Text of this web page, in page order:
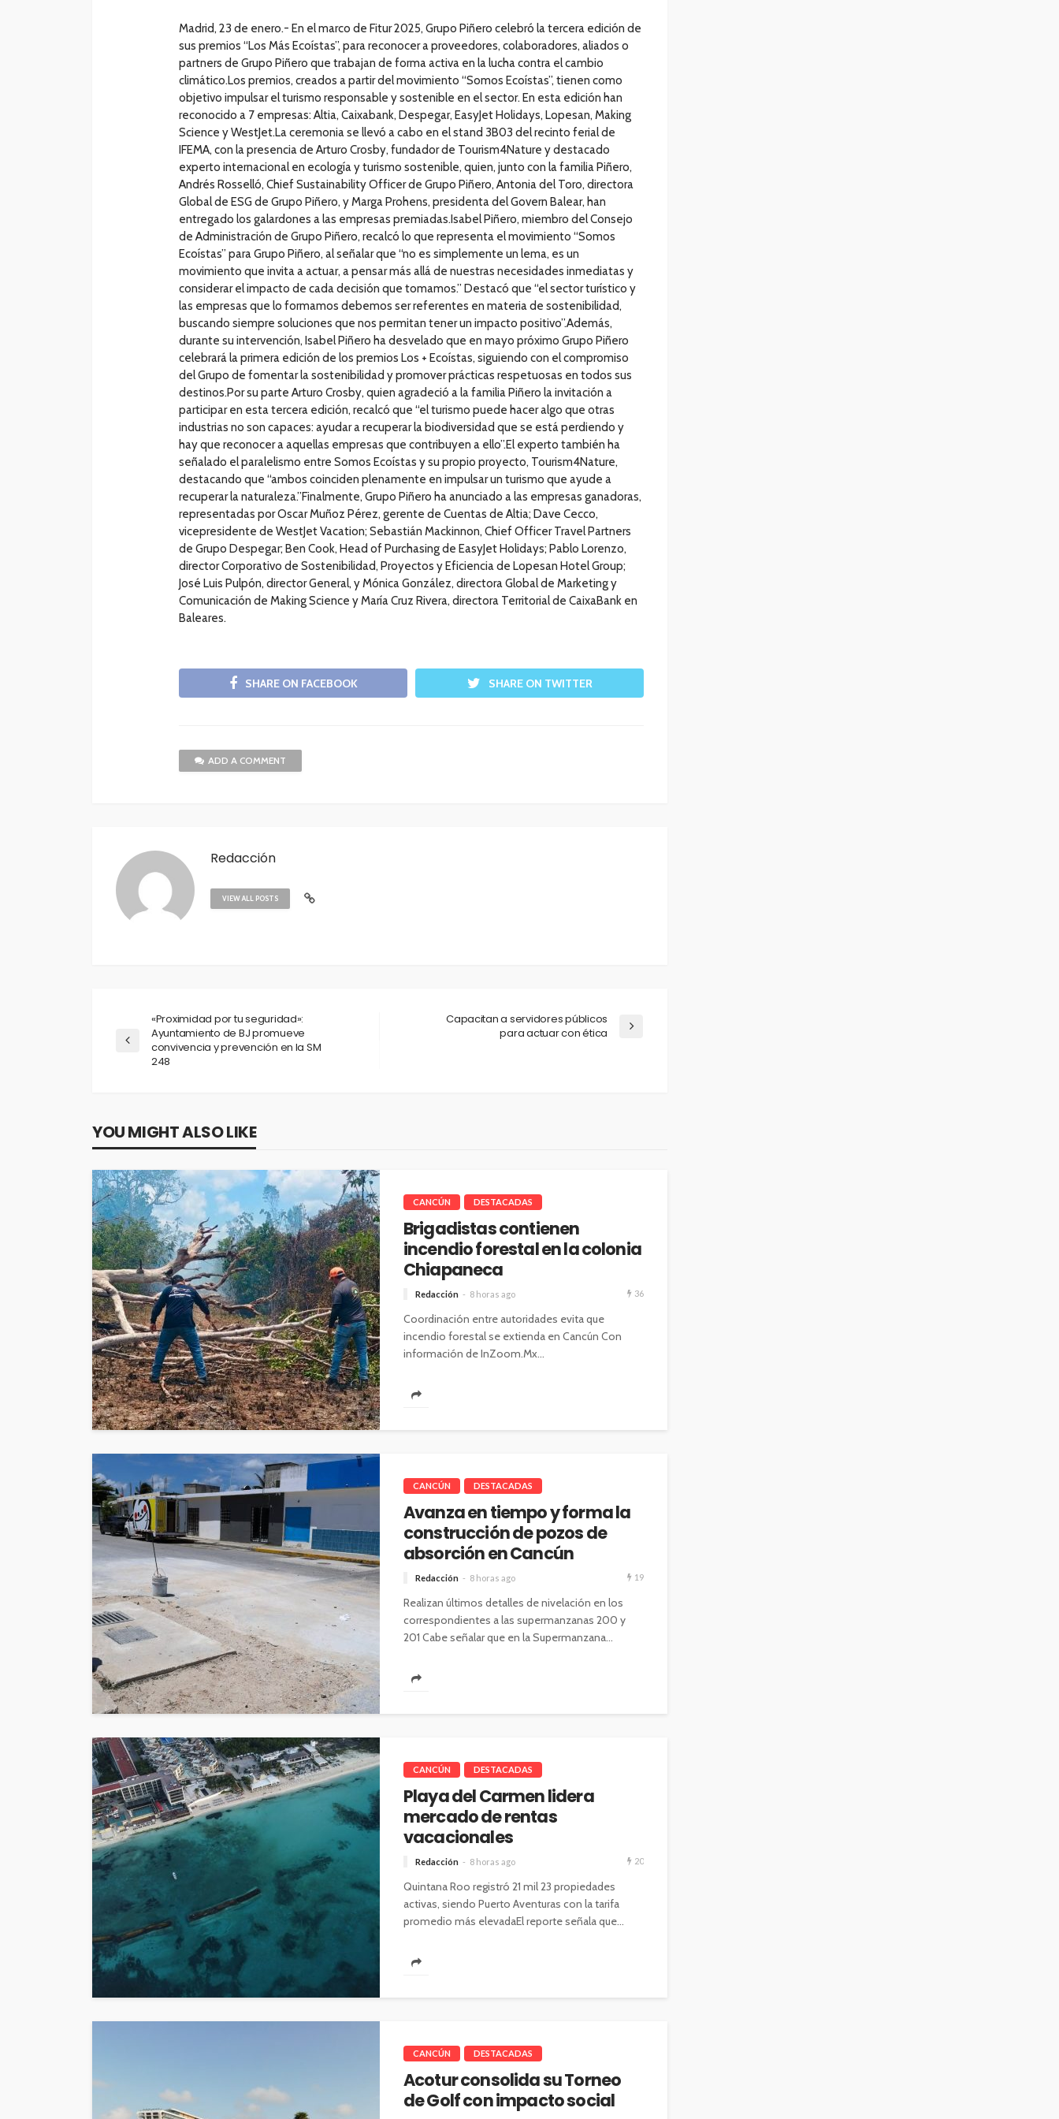
Madrid, 23 de enero.- En el marco de Fitur 2025, Grupo Piñero celebró la tercera edición de
sus premios “Los Más Ecoístas”, para reconocer a proveedores, colaboradores, aliados o
partners de Grupo Piñero que trabajan de forma activa en la lucha contra el cambio
climático.Los premios, creados a partir del movimiento “Somos Ecoístas”, tienen como
objetivo impulsar el turismo responsable y sostenible en el sector. En esta edición han
reconocido a 7 empresas: Altia, Caixabank, Despegar, EasyJet Holidays, Lopesan, Making
Science y WestJet.La ceremonia se llevó a cabo en el stand 3B03 del recinto ferial de
IFEMA, con la presencia de Arturo Crosby, fundador de Tourism4Nature y destacado
experto internacional en ecología y turismo sostenible, quien, junto con la familia Piñero,
Andrés Rosselló, Chief Sustainability Officer de Grupo Piñero, Antonia del Toro, directora
Global de ESG de Grupo Piñero, y Marga Prohens, presidenta del Govern Balear, han
entregado los galardones a las empresas premiadas.Isabel Piñero, miembro del Consejo
de Administración de Grupo Piñero, recalcó lo que representa el movimiento “Somos
Ecoístas” para Grupo Piñero, al señalar que “no es simplemente un lema, es un
movimiento que invita a actuar, a pensar más allá de nuestras necesidades inmediatas y
considerar el impacto de cada decisión que tomamos.” Destacó que “el sector turístico y
las empresas que lo formamos debemos ser referentes en materia de sostenibilidad,
buscando siempre soluciones que nos permitan tener un impacto positivo”.Además,
durante su intervención, Isabel Piñero ha desvelado que en mayo próximo Grupo Piñero
celebrará la primera edición de los premios Los + Ecoístas, siguiendo con el compromiso
del Grupo de fomentar la sostenibilidad y promover prácticas respetuosas en todos sus
destinos.Por su parte Arturo Crosby, quien agradeció a la familia Piñero la invitación a
participar en esta tercera edición, recalcó que “el turismo puede hacer algo que otras
industrias no son capaces: ayudar a recuperar la biodiversidad que se está perdiendo y
hay que reconocer a aquellas empresas que contribuyen a ello”.El experto también ha
señalado el paralelismo entre Somos Ecoístas y su propio proyecto, Tourism4Nature,
destacando que “ambos coinciden plenamente en impulsar un turismo que ayude a
recuperar la naturaleza.”Finalmente, Grupo Piñero ha anunciado a las empresas ganadoras,
representadas por Oscar Muñoz Pérez, gerente de Cuentas de Altia; Dave Cecco,
vicepresidente de WestJet Vacation; Sebastián Mackinnon, Chief Officer Travel Partners
de Grupo Despegar; Ben Cook, Head of Purchasing de EasyJet Holidays; Pablo Lorenzo,
director Corporativo de Sostenibilidad, Proyectos y Eficiencia de Lopesan Hotel Group;
José Luis Pulpón, director General, y Mónica González, directora Global de Marketing y
Comunicación de Making Science y María Cruz Rivera, directora Territorial de CaixaBank en
Baleares.
SHARE ON FACEBOOK SHARE ON TWITTER
ADD A COMMENT
Redacción
VIEW ALL POSTS
«Proximidad por tu seguridad»:
Ayuntamiento de BJ promueve
convivencia y prevención en la SM
248
Capacitan a servidores públicos
para actuar con ética
YOU MIGHT ALSO LIKE
CANCÚN DESTACADAS
Brigadistas contienen
incendio forestal en la colonia
Chiapaneca
Redacción 8 horas ago 36
Coordinación entre autoridades evita que
incendio forestal se extienda en Cancún Con
información de InZoom.Mx...
CANCÚN DESTACADAS
Avanza en tiempo y forma la
construcción de pozos de
absorción en Cancún
Redacción 8 horas ago 19
Realizan últimos detalles de nivelación en los
correspondientes a las supermanzanas 200 y
201 Cabe señalar que en la Supermanzana...
CANCÚN DESTACADAS
Playa del Carmen lidera
mercado de rentas
vacacionales
Redacción 8 horas ago 20
Quintana Roo registró 21 mil 23 propiedades
activas, siendo Puerto Aventuras con la tarifa
promedio más elevadaEl reporte señala que...
CANCÚN DESTACADAS
Acotur consolida su Torneo
de Golf con impacto social